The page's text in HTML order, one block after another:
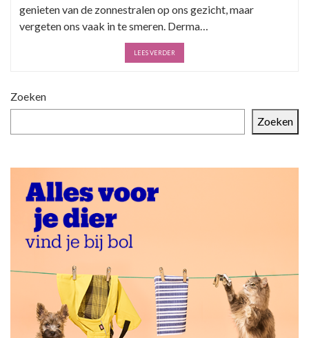
genieten van de zonnestralen op ons gezicht, maar
vergeten ons vaak in te smeren. Derma…
LEES VERDER
Zoeken
Zoeken